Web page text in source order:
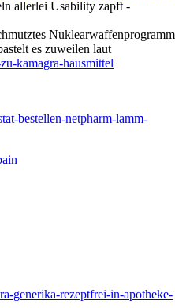
allerlei Usability zapft -
Nuklearwaffenprogramm
es zuweilen laut
kamagra-hausmittel
bestellen-netpharm-lamm-
generika-rezeptfrei-in-apotheke-